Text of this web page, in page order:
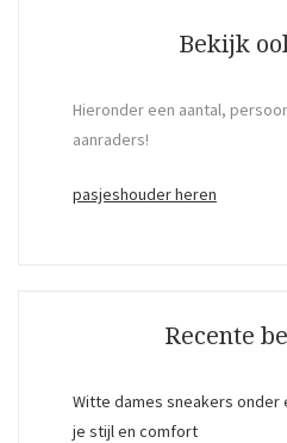
Bekijk
Hieronder een aantal,
aanraders!
pasjeshouder heren
Recente
Witte dames sneakers onder
je stijl en comfort